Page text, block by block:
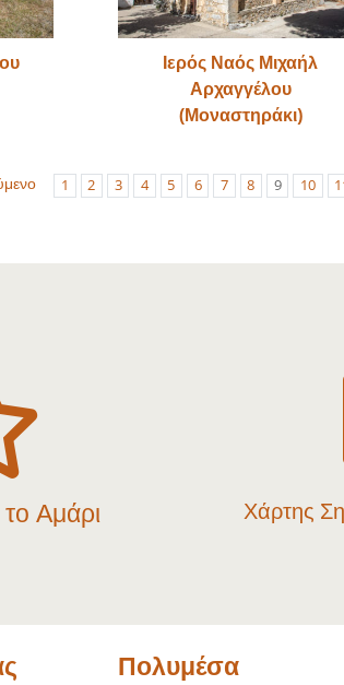
Ιερός Ναός Μιχαήλ
Αρχαγγέλου
(Μοναστηράκι)
1 2 3 4 5 6 7 8 9 10
Αμάρι Χάρτης
Πολυμέσα